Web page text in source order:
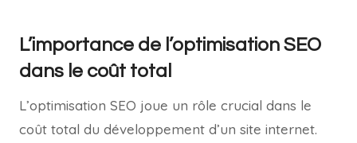
L’importance de l’optimisation SEO
dans le coût total
L’optimisation SEO joue un rôle crucial dans le
coût total du développement d’un site internet.